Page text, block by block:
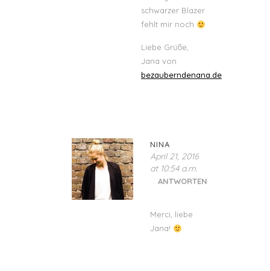
schwarzer Blazer
fehlt mir noch
Liebe Grüße,
Jana von
bezauberndenana.de
NINA
April 21, 2016
at 10:54 a.m.
ANTWORTEN
Merci, liebe
Jana!